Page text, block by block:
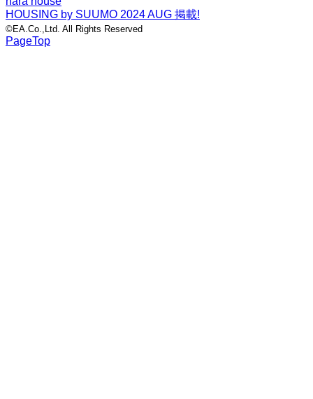
HOUSING by SUUMO 2024 AUG 掲載!
©EA.Co.,Ltd. All Rights Reserved
PageTop